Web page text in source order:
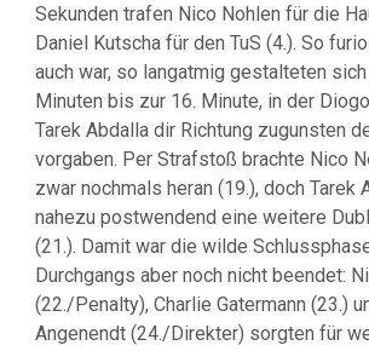
Sekunden trafen Nico Nohlen für die
Daniel Kutscha für den TuS (4.). So
auch war, so langatmig gestalteten
Minuten bis zur 16. Minute, in der
Tarek Abdalla dir Richtung zugunsten
vorgaben. Per Strafstoß brachte Nico
zwar nochmals heran (19.), doch Tarek
nahezu postwendend eine weitere
(21.). Damit war die wilde
Durchgangs aber noch nicht beendet:
(22./Penalty), Charlie Gatermann (23.)
Angenendt (24./Direkter) sorgten für